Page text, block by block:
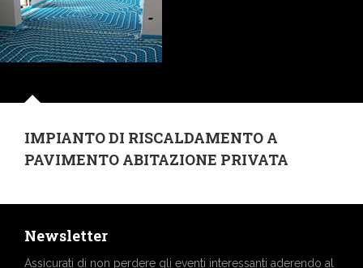
IMPIANTO DI RISCALDAMENTO A
PAVIMENTO ABITAZIONE PRIVATA
Newsletter
Assicurati di non perdere gli eventi interessanti aderendo al